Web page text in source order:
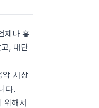
제나 흥
, 대단
악 시상
다.
위해서